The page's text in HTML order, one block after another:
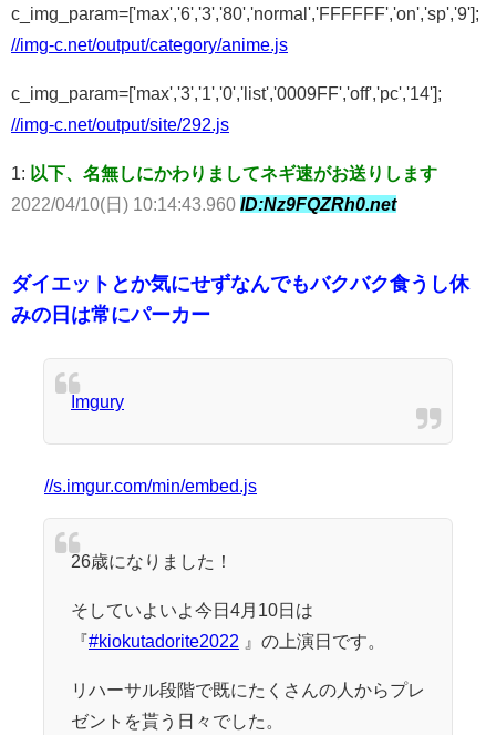
c_img_param=['max','6','3','80','normal','FFFFFF','on','sp','9'];
//img-c.net/output/category/anime.js
c_img_param=['max','3','1','0','list','0009FF','off','pc','14'];
//img-c.net/output/site/292.js
1: 以下、名無しにかわりましてネギ速がお送りします
2022/04/10(日) 10:14:43.960 ID:Nz9FQZRh0.net
ダイエットとか気にせずなんでもバクバク食うし休
みの日は常にパーカー
Imgury
//s.imgur.com/min/embed.js
26歳になりました！
そしていよいよ今日4月10日は
『#kiokutadorite2022 』の上演日です。
リハーサル段階で既にたくさんの人からプレ
ゼントを貰う日々でした。